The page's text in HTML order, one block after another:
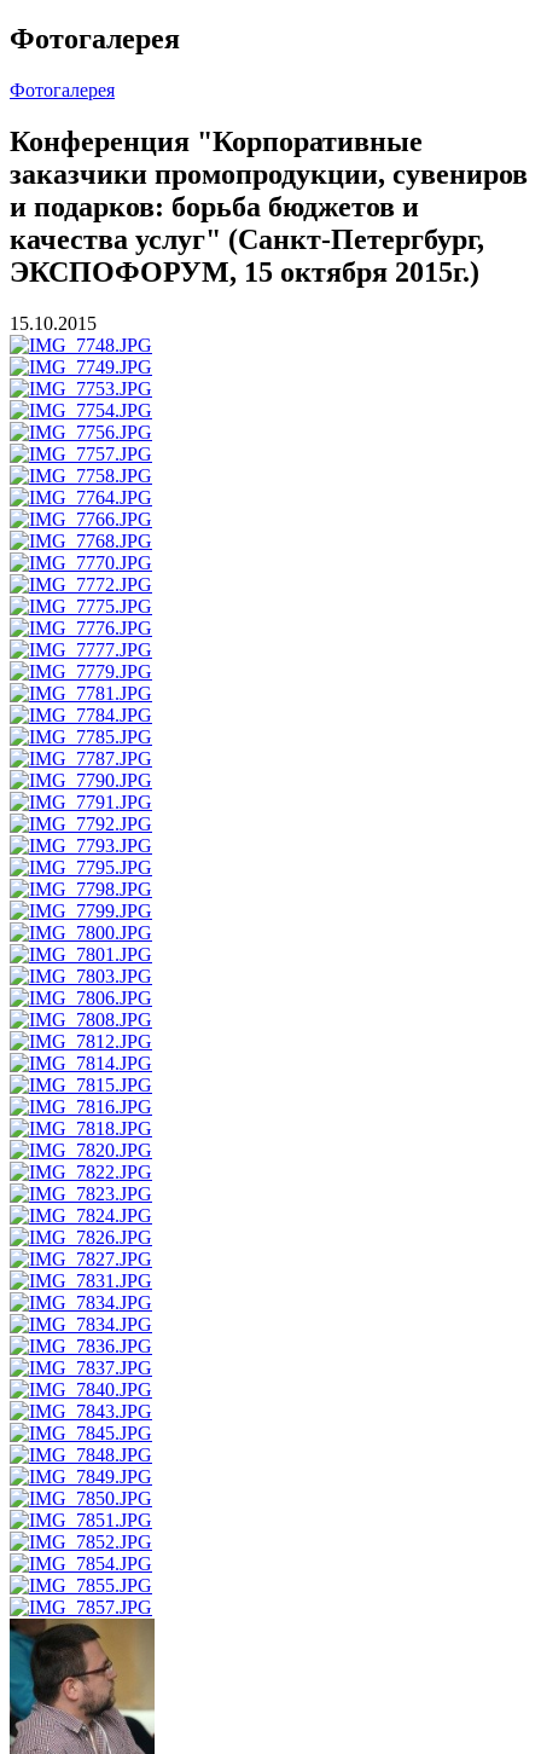
Фотогалерея
Фотогалерея
Конференция "Корпоративные
заказчики промопродукции, сувениров
и подарков: борьба бюджетов и
качества услуг" (Санкт-Петергбург,
ЭКСПОФОРУМ, 15 октября 2015г.)
15.10.2015